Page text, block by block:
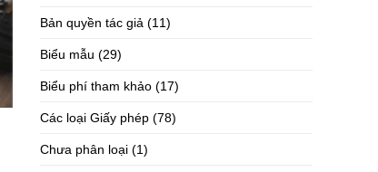
Bản quyền tác giả (11)
Biểu mẫu (29)
Biểu phí tham khảo (17)
Các loại Giấy phép (78)
Chưa phân loại (1)